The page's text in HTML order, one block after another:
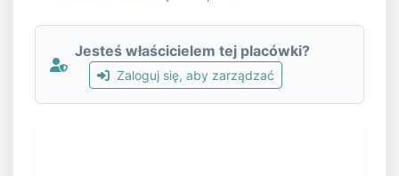
Jesteś właścicielem tej placówki?
Zaloguj się, aby zarządzać